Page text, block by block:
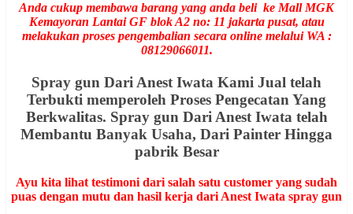
Anda cukup membawa barang yang anda beli ke Mall MGK
Kemayoran Lantai GF blok A2 no: 11 jakarta pusat, atau
melakukan proses pengembalian secara online melalui WA :
08129066011.
Spray gun Dari Anest Iwata Kami Jual telah
Terbukti memperoleh Proses Pengecatan Yang
Berkwalitas. Spray gun Dari Anest Iwata telah
Membantu Banyak Usaha, Dari Painter Hingga
pabrik Besar
Ayu kita lihat testimoni dari salah satu customer yang sudah
puas dengan mutu dan hasil kerja dari Anest Iwata spray gun